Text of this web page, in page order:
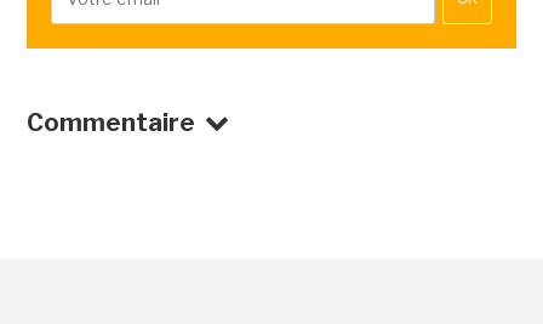
Commentaire